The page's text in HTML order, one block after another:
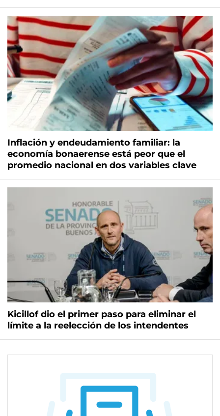
Inflación y endeudamiento familiar: la
economía bonaerense está peor que el
promedio nacional en dos variables clave
Kicillof dio el primer paso para eliminar el
límite a la reelección de los intendentes